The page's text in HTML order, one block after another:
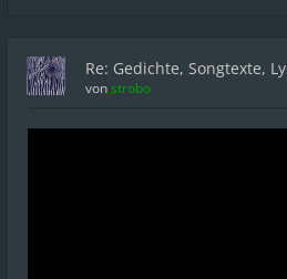
Re: Gedichte, Songtexte,
vonstrobo